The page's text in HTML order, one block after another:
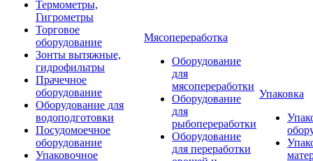
Термометры,
Гигрометры
Торговое
оборудование
Зонты вытяжные,
гидрофильтры
Прачечное
оборудование
Оборудование для
водоподготовки
Посудомоечное
оборудование
Упаковочное
Мясопереработка
Оборудование
для
мясопереработки
Оборудование
для
рыбопереработки
Оборудование
для переработки
Упаковка